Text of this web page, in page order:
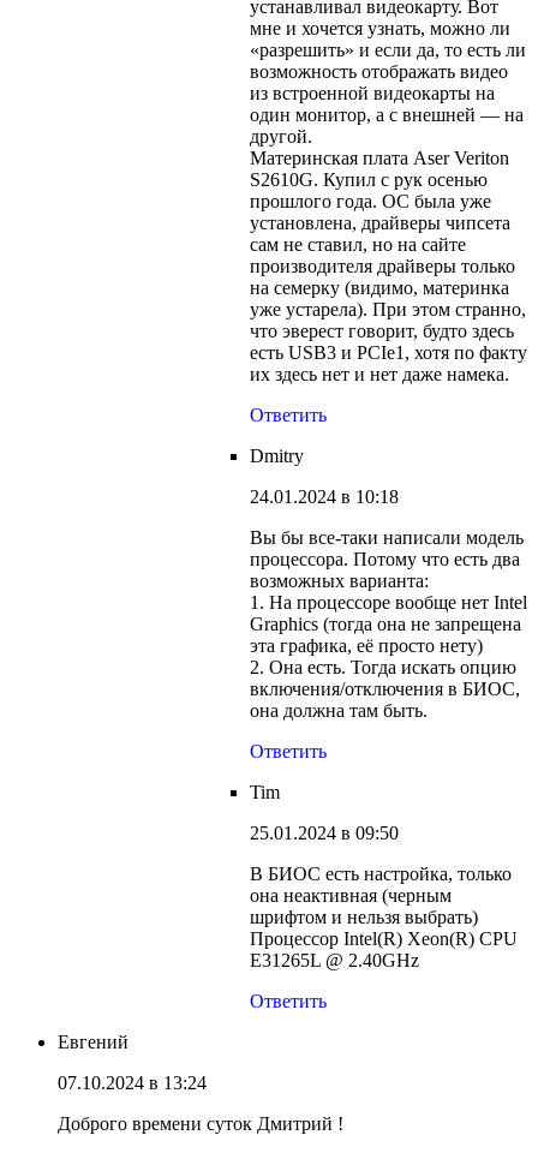
устанавливал видеокарту. Вот
мне и хочется узнать, можно ли
«разрешить» и если да, то есть ли
возможность отображать видео
из встроенной видеокарты на
один монитор, а с внешней — на
другой.
Материнская плата Aser Veriton
S2610G. Купил с рук осенью
прошлого года. ОС была уже
установлена, драйверы чипсета
сам не ставил, но на сайте
производителя драйверы только
на семерку (видимо, материнка
уже устарела). При этом странно,
что эверест говорит, будто здесь
есть USB3 и PCIe1, хотя по факту
их здесь нет и нет даже намека.
Ответить
Dmitry
24.01.2024 в 10:18
Вы бы все-таки написали модель
процессора. Потому что есть два
возможных варианта:
1. На процессоре вообще нет Intel
Graphics (тогда она не запрещена
эта графика, её просто нету)
2. Она есть. Тогда искать опцию
включения/отключения в БИОС,
она должна там быть.
Ответить
Tim
25.01.2024 в 09:50
В БИОС есть настройка, только
она неактивная (черным
шрифтом и нельзя выбрать)
Процессор Intel(R) Xeon(R) CPU
E31265L @ 2.40GHz
Ответить
Евгений
07.10.2024 в 13:24
Доброго времени суток Дмитрий !